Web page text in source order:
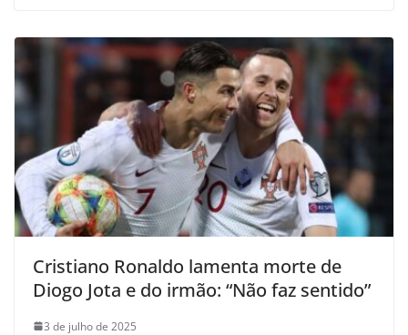
Cristiano Ronaldo lamenta morte de
Diogo Jota e do irmão: “Não faz sentido”
3 de julho de 2025